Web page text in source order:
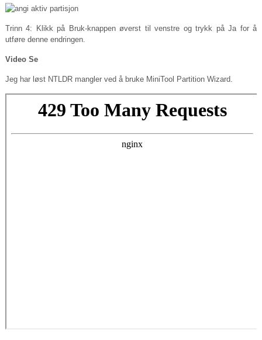
Trinn 4: Klikk på Bruk-knappen øverst til venstre og trykk på Ja for å
utføre denne endringen.
Video Se
Jeg har løst NTLDR mangler ved å bruke MiniTool Partition Wizard.